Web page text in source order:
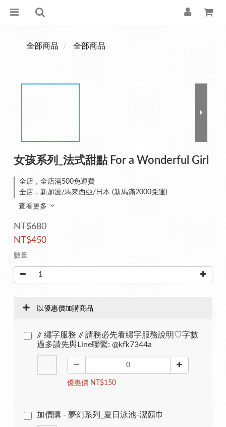
全部商品 全部商品
女孩系列_法式甜點 For a Wonderful Girl
全店，全店滿500免運費
全店，新加波/馬來西亞/日本 (新馬滿2000免運)
查看更多
NT$680
NT$450
數量
以優惠價加購商品
// 繡字服務 // 請務必先看繡字服務說明♡字數
過多請先與Line聯繫: @kfk7344a
優惠價 NT$150
加價購 - 夢幻系列_夏日泳池-潔顏巾